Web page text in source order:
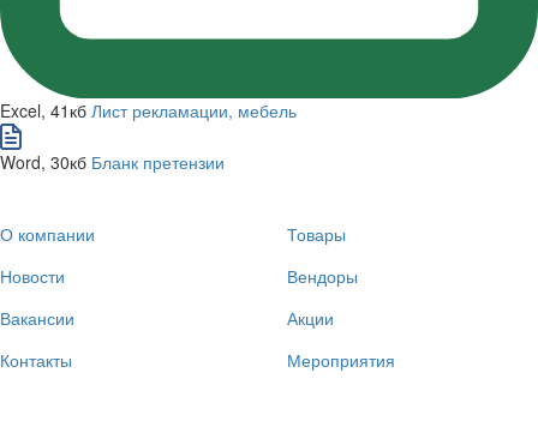
Excel, 41кб Лист рекламации, мебель
Word, 30кб Бланк претензии
О компании
Новости
Вакансии
Контакты
Товары
Вендоры
Акции
Мероприятия